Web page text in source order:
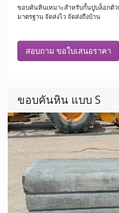
ขอบคันหินเหมาะสำหรับกั้นปูบล็อกตั
มาตรฐาน จัดส่งไว จัดส่งถึงบ้าน
สอบถาม ขอใบเสนอราคา
ขอบคันหิน แบบ S